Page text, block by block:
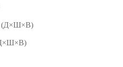
(Д×Ш×В)